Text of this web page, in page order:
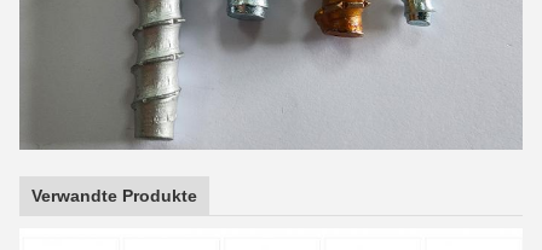
Verwandte Produkte